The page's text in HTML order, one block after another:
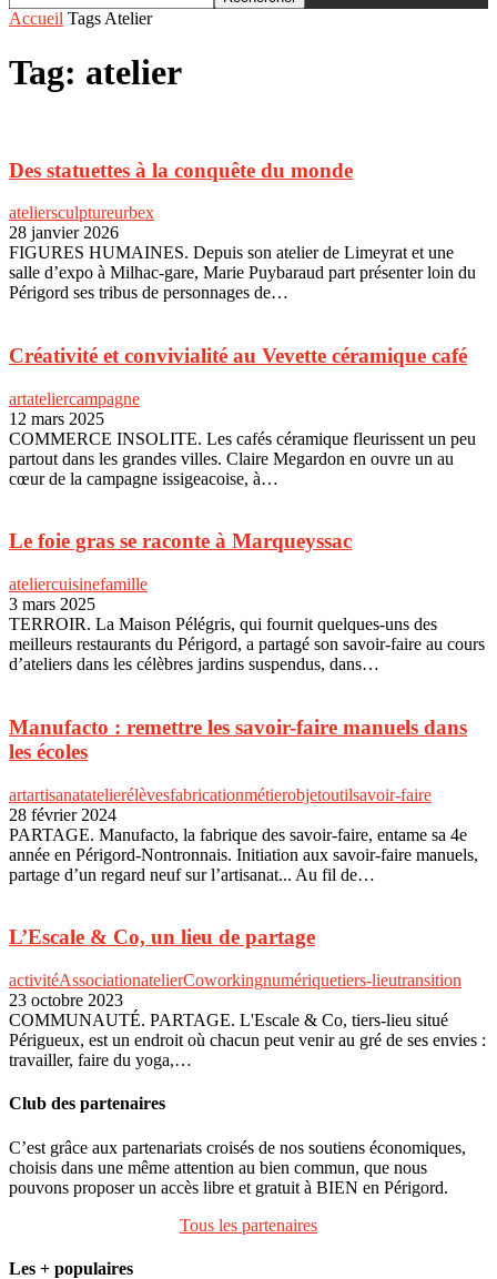
Accueil Tags Atelier
Tag: atelier
Des statuettes à la conquête du monde
ateliersculptureurbex
28 janvier 2026
FIGURES HUMAINES. Depuis son atelier de Limeyrat et une
salle d’expo à Milhac-gare, Marie Puybaraud part présenter loin du
Périgord ses tribus de personnages de…
Créativité et convivialité au Vevette céramique café
artateliercampagne
12 mars 2025
COMMERCE INSOLITE. Les cafés céramique fleurissent un peu
partout dans les grandes villes. Claire Megardon en ouvre un au
cœur de la campagne issigeacoise, à…
Le foie gras se raconte à Marqueyssac
ateliercuisinefamille
3 mars 2025
TERROIR. La Maison Pélégris, qui fournit quelques-uns des
meilleurs restaurants du Périgord, a partagé son savoir-faire au cours
d’ateliers dans les célèbres jardins suspendus, dans…
Manufacto : remettre les savoir-faire manuels dans
les écoles
artartisanatatelierélèvesfabricationmétierobjetoutilsavoir-faire
28 février 2024
PARTAGE. Manufacto, la fabrique des savoir-faire, entame sa 4e
année en Périgord-Nontronnais. Initiation aux savoir-faire manuels,
partage d’un regard neuf sur l’artisanat... Au fil de…
L’Escale & Co, un lieu de partage
activitéAssociationatelierCoworkingnumériquetiers-lieutransition
23 octobre 2023
COMMUNAUTÉ. PARTAGE. L'Escale & Co, tiers-lieu situé
Périgueux, est un endroit où chacun peut venir au gré de ses envies :
travailler, faire du yoga,…
Club des partenaires
C’est grâce aux partenariats croisés de nos soutiens économiques,
choisis dans une même attention au bien commun, que nous
pouvons proposer un accès libre et gratuit à BIEN en Périgord.
Tous les partenaires
Les + populaires